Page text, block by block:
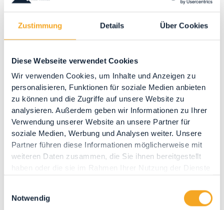
Zustimmung Details Über Cookies
Diese Webseite verwendet Cookies
Wir verwenden Cookies, um Inhalte und Anzeigen zu
personalisieren, Funktionen für soziale Medien anbieten
zu können und die Zugriffe auf unsere Website zu
analysieren. Außerdem geben wir Informationen zu Ihrer
Verwendung unserer Website an unsere Partner für
soziale Medien, Werbung und Analysen weiter. Unsere
Partner führen diese Informationen möglicherweise mit
weiteren Daten zusammen, die Sie ihnen bereitgestellt
haben oder die sie im Rahmen Ihrer Nutzung der Dienste
Notwendig
alpini e popolari della tradizione trentina, con...
FESTIVAL INTERNAZIONALE OMAGGIO
ALL’ARTE PIANISTICA DI ARTURO